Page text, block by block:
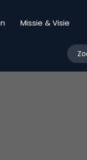
Missie & Visie